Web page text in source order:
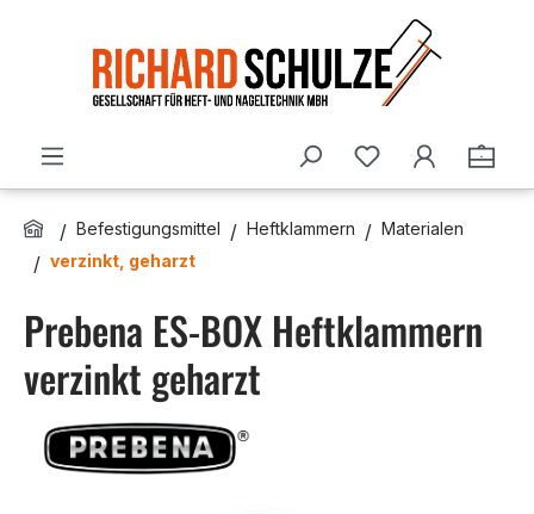
Du hast 0
Befestigungsmittel Heftklammern
Materialen
verzinkt, geharzt
Prebena ES-BOX Heftklammern
verzinkt geharzt